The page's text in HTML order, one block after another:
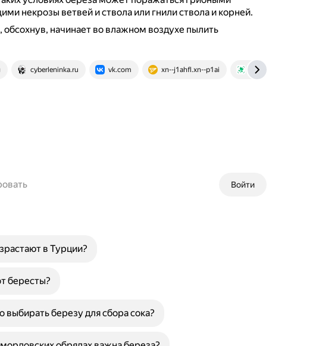
некрозы ветвей и ствола или гнили ствола и корней.
начинает во влажном воздухе пылить
cyberleninka.ru vk.com xn--j1ahfl.xn--p1ai www.picturethisai.com
Войти
в Турции?
бересты?
березу для сбора сока?